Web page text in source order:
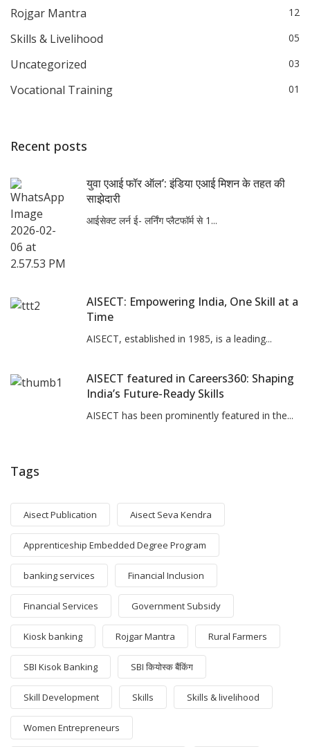
Rojgar Mantra 12
Skills & Livelihood 05
Uncategorized 03
Vocational Training 01
Recent posts
युवा एआई फॉर ऑल’: इंडिया एआई मिशन के तहत की
साझेदारी
आईसेक्ट लर्न ई- लर्निंग प्लैटफॉर्म से 1...
AISECT: Empowering India, One Skill at a
Time
AISECT, established in 1985, is a leading...
AISECT featured in Careers360: Shaping
India’s Future-Ready Skills
AISECT has been prominently featured in the...
Tags
Aisect Publication Aisect Seva Kendra
Apprenticeship Embedded Degree Program
banking services Financial Inclusion
Financial Services Government Subsidy
Kiosk banking Rojgar Mantra Rural Farmers
SBI Kisok Banking SBI कियोस्क बैंकिंग
Skill Development Skills Skills & livelihood
Women Entrepreneurs